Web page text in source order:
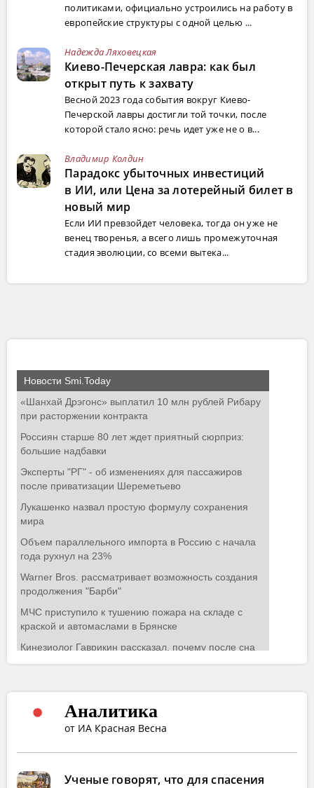
политиками, официально устроились на работу в
европейские структуры с одной целью ...
Надежда Ляховецкая
Киево-Печерская лавра: как был
открыт путь к захвату
Весной 2023 года события вокруг Киево-
Печерской лавры достигли той точки, после
которой стало ясно: речь идет уже не о в...
Владимир Колдин
Парадокс убыточных инвестиций
в ИИ, или Цена за лотерейный билет в
новый мир
Если ИИ превзойдет человека, тогда он уже не
венец творенья, а всего лишь промежуточная
стадия эволюции, со всеми вытека...
Аналитика
от ИА Красная Весна
Ученые говорят, что для спасения